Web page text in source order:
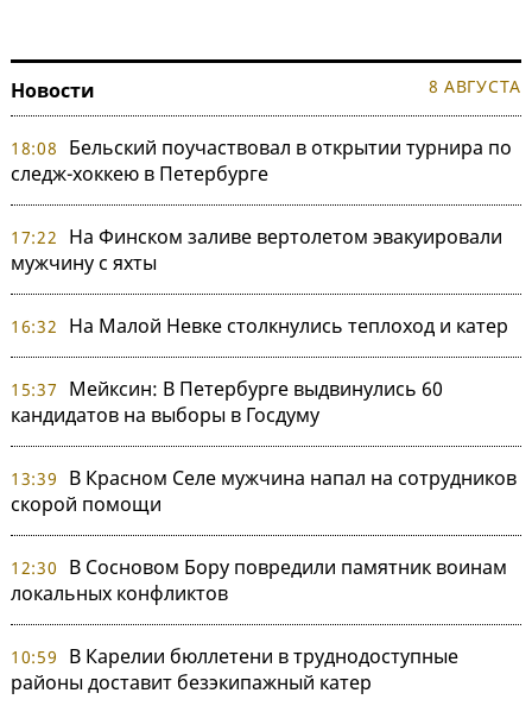
Новости 8 АВГУСТА
18:08
Бельский поучаствовал в открытии турнира по
следж-хоккею в Петербурге
17:22
На Финском заливе вертолетом эвакуировали
мужчину с яхты
16:32 На Малой Невке столкнулись теплоход и катер
15:37
Мейксин: В Петербурге выдвинулись 60
кандидатов на выборы в Госдуму
13:39
В Красном Селе мужчина напал на сотрудников
скорой помощи
12:30
В Сосновом Бору повредили памятник воинам
локальных конфликтов
10:59
В Карелии бюллетени в труднодоступные
районы доставит безэкипажный катер